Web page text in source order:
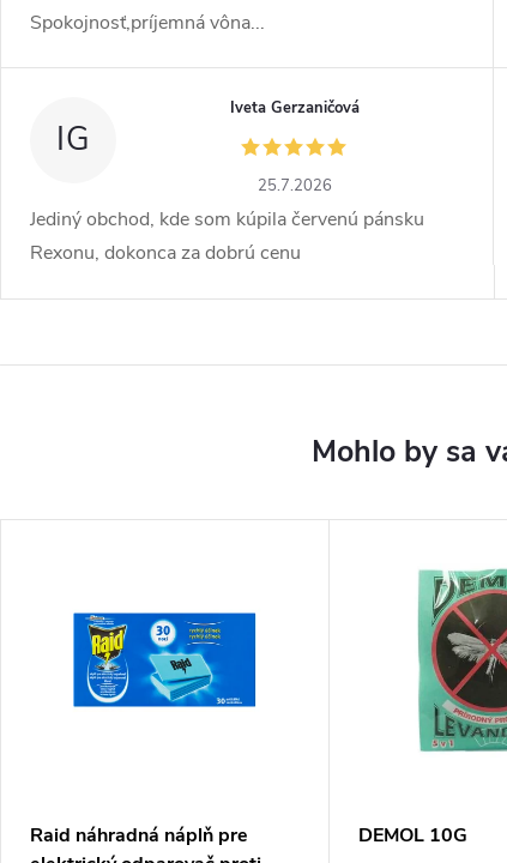
Raid náhradná náplň pre
DEMOL 10G
Spokojnosť,príjemná vôna...
IG
Iveta Gerzaničová
25.7.2026
Jediný obchod, kde som kúpila červenú pánsku
Rexonu, dokonca za dobrú cenu